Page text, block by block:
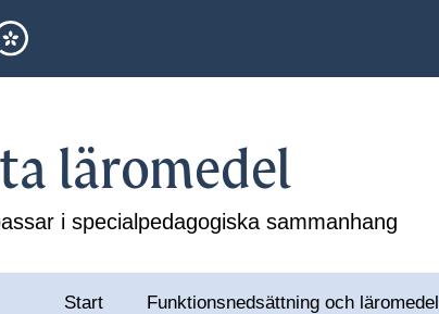
läromedel
i specialpedagogiska sammanhang
Start Funktionsnedsättning och läromedel